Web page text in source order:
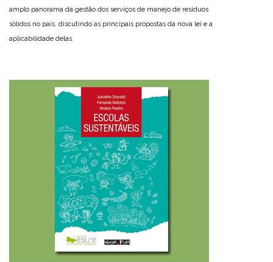
amplo panorama da gestão dos serviços de manejo de resíduos
sólidos no país, discutindo as principais propostas da nova lei e a
aplicabilidade delas.